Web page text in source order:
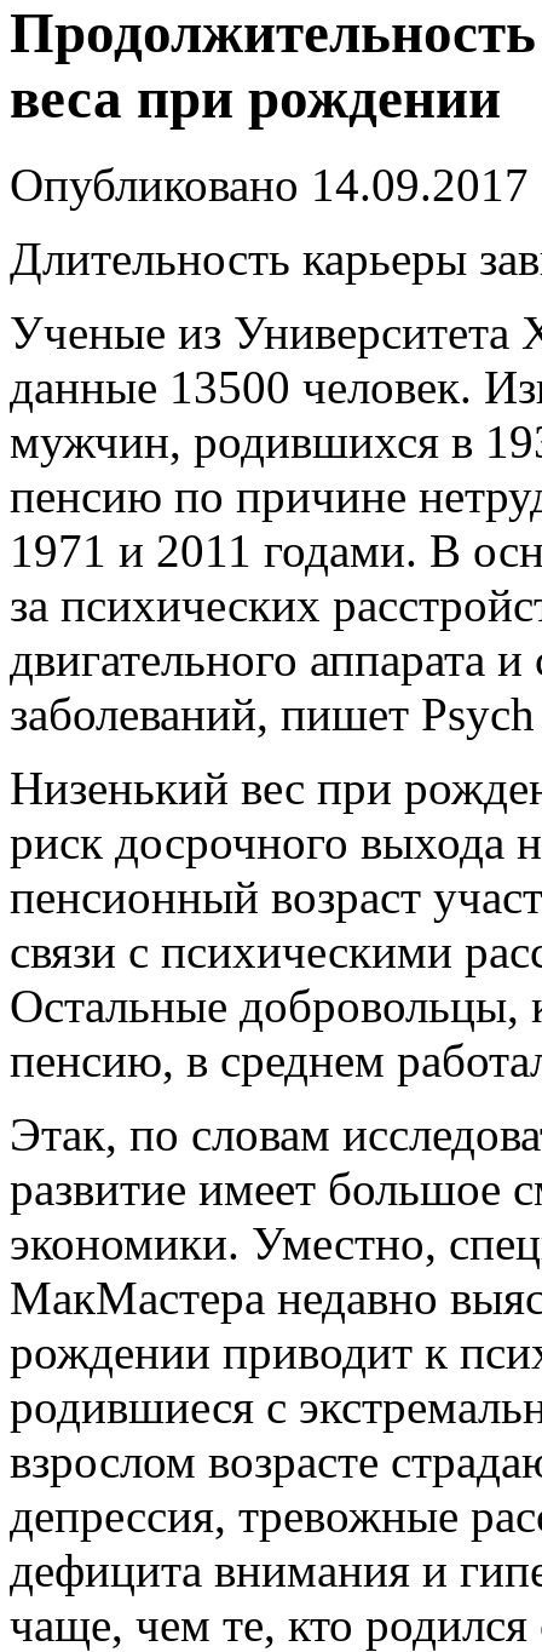
веса при рождении
Опубликовано 14.09.2017
Длительность карьеры
Ученые из Университета
данные 13500 человек.
мужчин, родившихся в
пенсию по причине
1971 и 2011 годами. В
за психических
двигательного аппарата
заболеваний, пишет
Низенький вес при
риск досрочного выхода
пенсионный возраст
связи с психическими
Остальные
пенсию, в среднем
Этак, по словам
развитие имеет большое
экономики. Уместно,
МакМастера недавно
рождении приводит к
родившиеся с
взрослом возрасте
депрессия, тревожные
дефицита внимания и
чаще, чем те, кто